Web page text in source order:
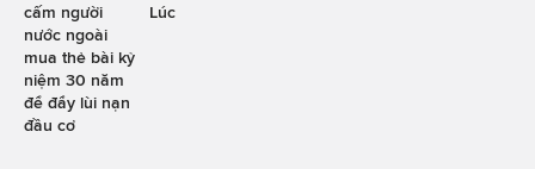
cấm người
nước ngoài
mua thẻ bài kỷ
niệm 30 năm
để đẩy lùi nạn
đầu cơ
Lúc